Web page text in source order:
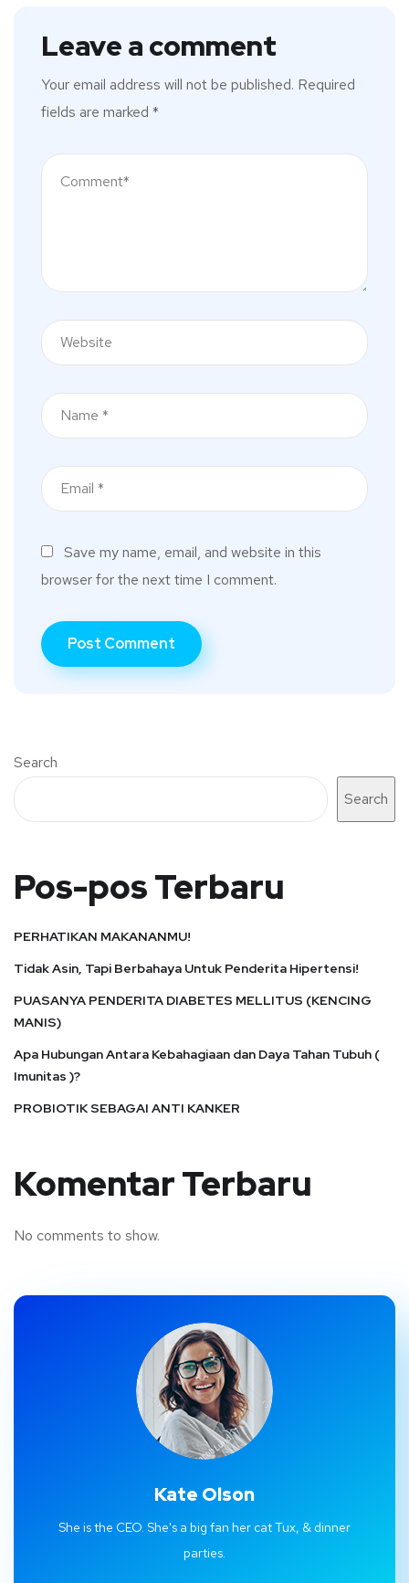
Leave a comment
Your email address will not be published. Required
fields are marked *
Save my name, email, and website in this
browser for the next time I comment.
Search
Search
Pos-pos Terbaru
PERHATIKAN MAKANANMU!
Tidak Asin, Tapi Berbahaya Untuk Penderita Hipertensi!
PUASANYA PENDERITA DIABETES MELLITUS (KENCING
MANIS)
Apa Hubungan Antara Kebahagiaan dan Daya Tahan Tubuh (
Imunitas )?
PROBIOTIK SEBAGAI ANTI KANKER
Komentar Terbaru
No comments to show.
Kate Olson
She is the CEO. She's a big fan her cat Tux, & dinner
parties.